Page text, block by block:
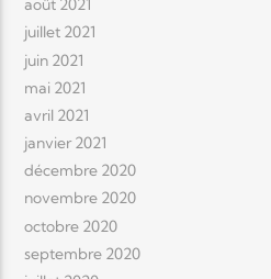
août 2021
juillet 2021
juin 2021
mai 2021
avril 2021
janvier 2021
décembre 2020
novembre 2020
octobre 2020
septembre 2020